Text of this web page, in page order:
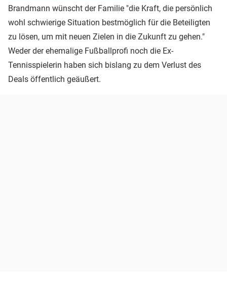
Brandmann wünscht der Familie "die Kraft, die persönlich
wohl schwierige Situation bestmöglich für die Beteiligten
zu lösen, um mit neuen Zielen in die Zukunft zu gehen."
Weder der ehemalige Fußballprofi noch die Ex-
Tennisspielerin haben sich bislang zu dem Verlust des
Deals öffentlich geäußert.